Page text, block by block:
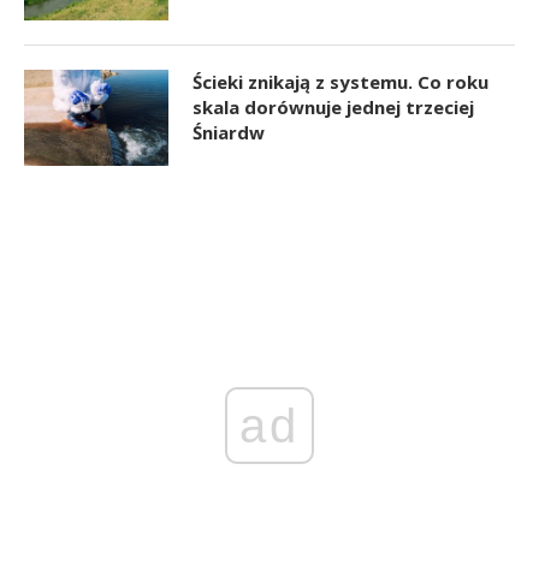
Ścieki znikają z systemu. Co roku
skala dorównuje jednej trzeciej
Śniardw
ad